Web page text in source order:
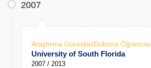
2007
Araştırma Görevlisi/Doktora Öğrencisi
University of South Florida
2007 / 2013